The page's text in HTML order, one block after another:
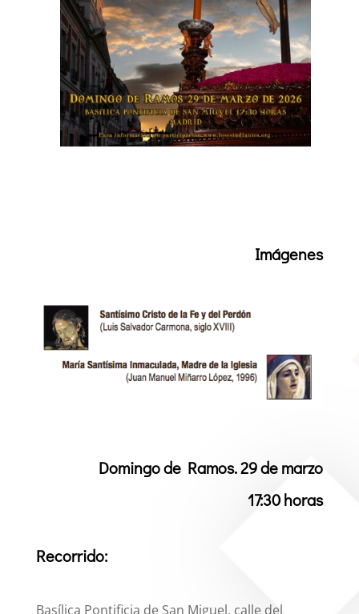
Imágenes
Domingo de Ramos. 29 de marzo
17:30 horas
Recorrido:
Basílica Pontificia de San Miguel, calle del